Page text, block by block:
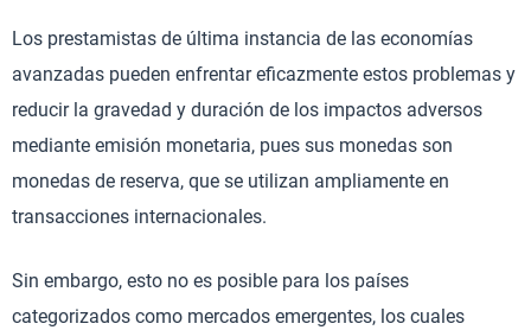
Los prestamistas de última instancia de las economías
avanzadas pueden enfrentar eficazmente estos problemas y
reducir la gravedad y duración de los impactos adversos
mediante emisión monetaria, pues sus monedas son
monedas de reserva, que se utilizan ampliamente en
transacciones internacionales.
Sin embargo, esto no es posible para los países
categorizados como mercados emergentes, los cuales